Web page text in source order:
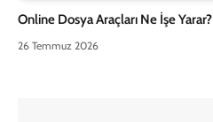
Online Dosya Araçları Ne İşe Yarar?
26 Temmuz 2026